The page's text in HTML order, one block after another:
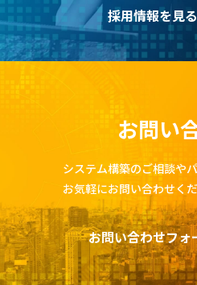
採用情報を見る
お問い
システム構築のご相談や
お気軽にお問い合わせくだ
お問い合わせフォ